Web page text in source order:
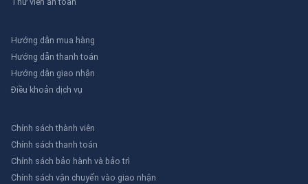
Hướng dẫn mua hàng
Hướng dẫn thanh toán
Hướng dẫn giao nhận
Điều khoản dịch vụ
Chính sách thành viên
Chính sách thanh toán
Chính sách bảo hành và bảo trì
Chính sách vận chuyển vào giao nhận